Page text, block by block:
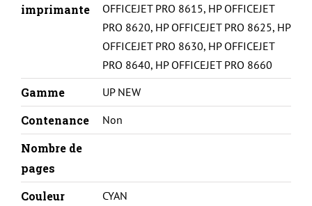
imprimante
OFFICEJET PRO 8615, HP OFFICEJET
PRO 8620, HP OFFICEJET PRO 8625, HP
OFFICEJET PRO 8630, HP OFFICEJET
PRO 8640, HP OFFICEJET PRO 8660
Gamme UP NEW
Contenance Non
Nombre de
pages
Couleur
CYAN